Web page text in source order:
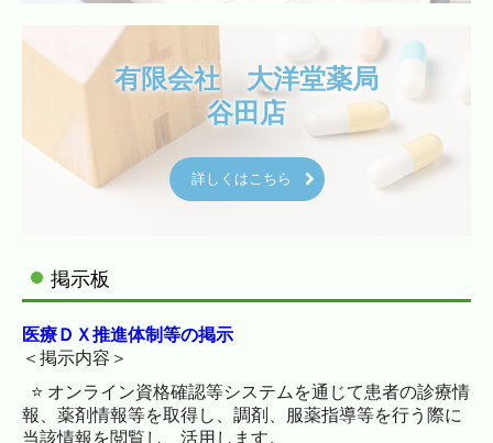
有限会社　大洋堂薬局
谷田店
詳しくはこちら
掲示板
医療ＤＸ推進体制等の掲示
＜掲示内容＞
⭐️ オンライン資格確認等システムを通じて患者の診療情
報、薬剤情報等を取得し、調剤、服薬指導等を行う際に
当該情報を閲覧し、活用します。